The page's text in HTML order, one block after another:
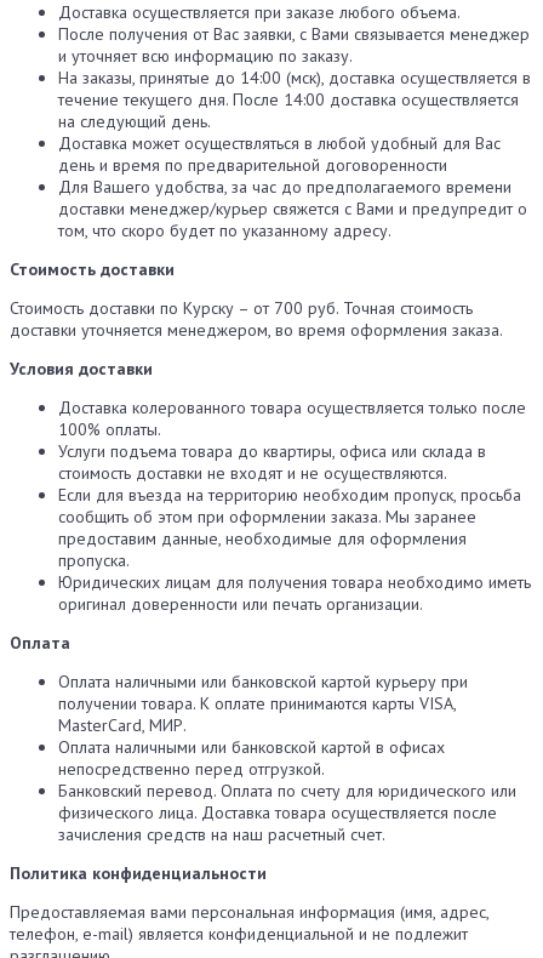
Доставка осуществляется при заказе любого объема.
После получения от Вас заявки, с Вами связывается менеджер
и уточняет всю информацию по заказу.
На заказы, принятые до 14:00 (мск), доставка осуществляется в
течение текущего дня. После 14:00 доставка осуществляется
на следующий день.
Доставка может осуществляться в любой удобный для Вас
день и время по предварительной договоренности
Для Вашего удобства, за час до предполагаемого времени
доставки менеджер/курьер свяжется с Вами и предупредит о
том, что скоро будет по указанному адресу.
Стоимость доставки
Стоимость доставки по Курску – от 700 руб. Точная стоимость
доставки уточняется менеджером, во время оформления заказа.
Условия доставки
Доставка колерованного товара осуществляется только после
100% оплаты.
Услуги подъема товара до квартиры, офиса или склада в
стоимость доставки не входят и не осуществляются.
Если для въезда на территорию необходим пропуск, просьба
сообщить об этом при оформлении заказа. Мы заранее
предоставим данные, необходимые для оформления
пропуска.
Юридических лицам для получения товара необходимо иметь
оригинал доверенности или печать организации.
Оплата
Оплата наличными или банковской картой курьеру при
получении товара. К оплате принимаются карты VISA,
MasterCard, МИР.
Оплата наличными или банковской картой в офисах
непосредственно перед отгрузкой.
Банковский перевод. Оплата по счету для юридического или
физического лица. Доставка товара осуществляется после
зачисления средств на наш расчетный счет.
Политика конфиденциальности
Предоставляемая вами персональная информация (имя, адрес,
телефон, e-mail) является конфиденциальной и не подлежит